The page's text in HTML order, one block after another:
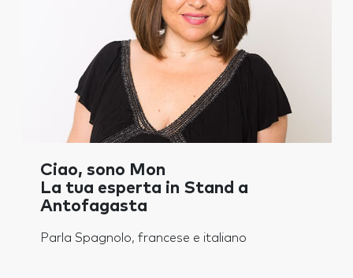
Ciao, sono Mon
La tua esperta in Stand a
Antofagasta
Parla Spagnolo, francese e italiano